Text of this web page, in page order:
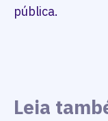
pública.
Leia